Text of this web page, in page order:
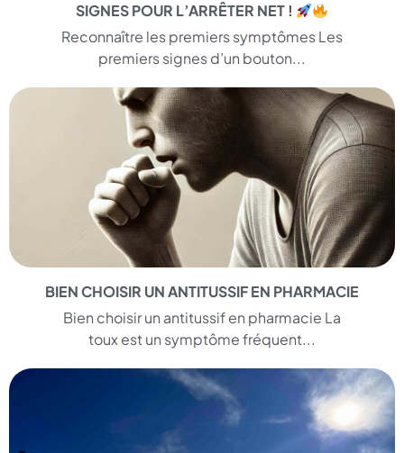
SIGNES POUR L’ARRÊTER NET !
Reconnaître les premiers symptômes Les
premiers signes d’un bouton...
BIEN CHOISIR UN ANTITUSSIF EN PHARMACIE
Bien choisir un antitussif en pharmacie La
toux est un symptôme fréquent...